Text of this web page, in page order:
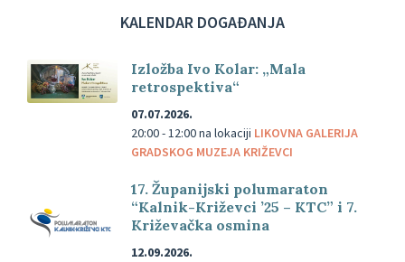
KALENDAR DOGAĐANJA
Izložba Ivo Kolar: „Mala
retrospektiva“
07.07.2026.
20:00 - 12:00na lokaciji LIKOVNA GALERIJA
GRADSKOG MUZEJA KRIŽEVCI
17. Županijski polumaraton
“Kalnik-Križevci ’25 – KTC” i 7.
Križevačka osmina
12.09.2026.